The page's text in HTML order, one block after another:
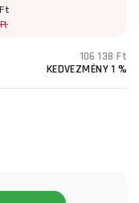
106 138 Ft
KEDVEZMÉNY 1 %